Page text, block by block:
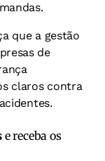
que a gestão
de
claros contra
e receba os